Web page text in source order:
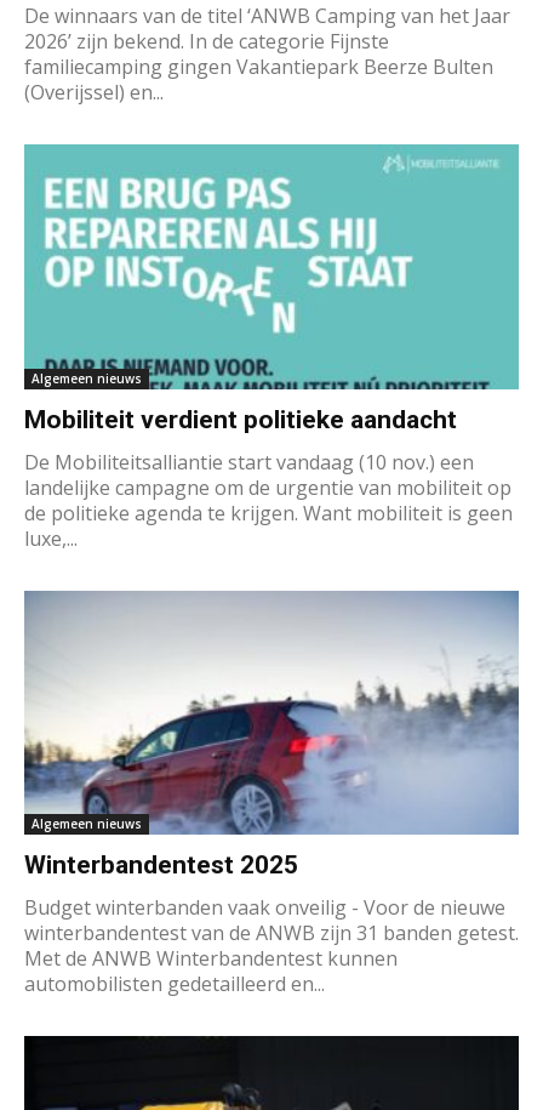
De winnaars van de titel ‘ANWB Camping van het Jaar
2026’ zijn bekend. In de categorie Fijnste
familiecamping gingen Vakantiepark Beerze Bulten
(Overijssel) en...
Algemeen nieuws
Mobiliteit verdient politieke aandacht
De Mobiliteitsalliantie start vandaag (10 nov.) een
landelijke campagne om de urgentie van mobiliteit op
de politieke agenda te krijgen. Want mobiliteit is geen
luxe,...
Algemeen nieuws
Winterbandentest 2025
Budget winterbanden vaak onveilig - Voor de nieuwe
winterbandentest van de ANWB zijn 31 banden getest.
Met de ANWB Winterbandentest kunnen
automobilisten gedetailleerd en...